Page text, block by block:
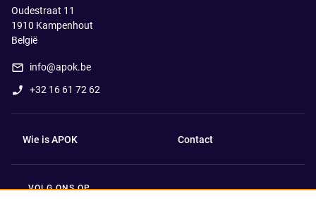
Oudestraat 11
1910 Kampenhout
België
info@apok.be
+32 16 61 72 62
Wie is APOK Contact
VOLG ONS OP